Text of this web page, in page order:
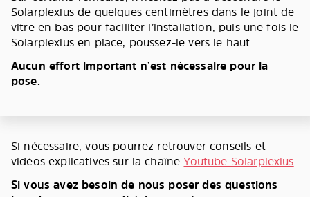
Solarplexius de quelques centimètres dans le joint de
vitre en bas pour faciliter l’installation, puis une fois le
Solarplexius en place, poussez-le vers le haut.
Aucun effort important n’est nécessaire pour la
pose.
Si nécessaire, vous pourrez retrouver conseils et
vidéos explicatives sur la chaîneYoutube Solarplexius.
Si vous avez besoin de nous poser des questions